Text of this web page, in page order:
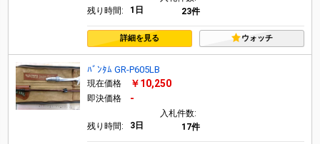
残り時間: 1日
23件
詳細を見る ウォッチ
ﾊﾞﾝﾀﾑ GR-P605LB
現在価格 ￥10,250
即決価格 -
残り時間: 3日
入札件数:
17件